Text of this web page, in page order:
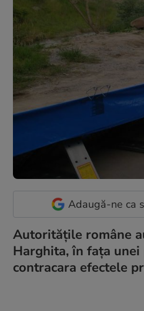
Adaugă-ne ca
Autorităţile române
Harghita, în faţa
contracara efectele